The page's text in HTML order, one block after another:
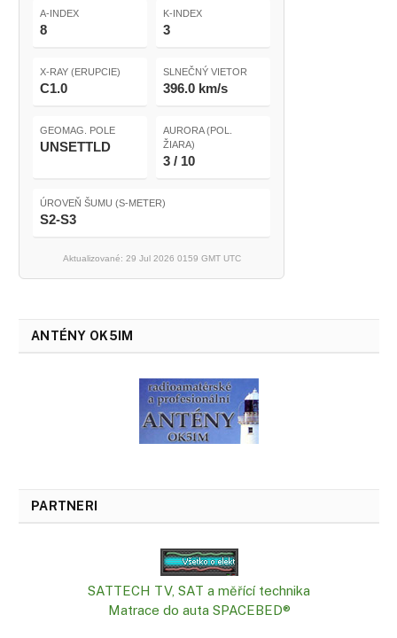
A-INDEX
8
K-INDEX
3
X-RAY (ERUPCIE)
C1.0
SLNEČNÝ VIETOR
396.0 km/s
GEOMAG. POLE
UNSETTLD
AURORA (POL.
ŽIARA)
3 / 10
ÚROVEŇ ŠUMU (S-METER)
S2-S3
Aktualizované: 29 Jul 2026 0159 GMT UTC
ANTÉNY OK5IM
PARTNERI
SATTECH TV, SAT a měřící technika
Matrace do auta SPACEBED®